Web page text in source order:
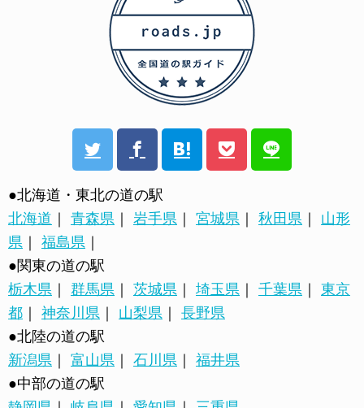
●北海道・東北の道の駅
北海道 ｜ 青森県 ｜ 岩手県 ｜ 宮城県 ｜ 秋田県 ｜ 山形
県 ｜ 福島県 ｜
●関東の道の駅
栃木県 ｜ 群馬県 ｜ 茨城県 ｜ 埼玉県 ｜ 千葉県 ｜ 東京
都 ｜ 神奈川県 ｜ 山梨県 ｜ 長野県
●北陸の道の駅
新潟県 ｜ 富山県 ｜ 石川県 ｜ 福井県
●中部の道の駅